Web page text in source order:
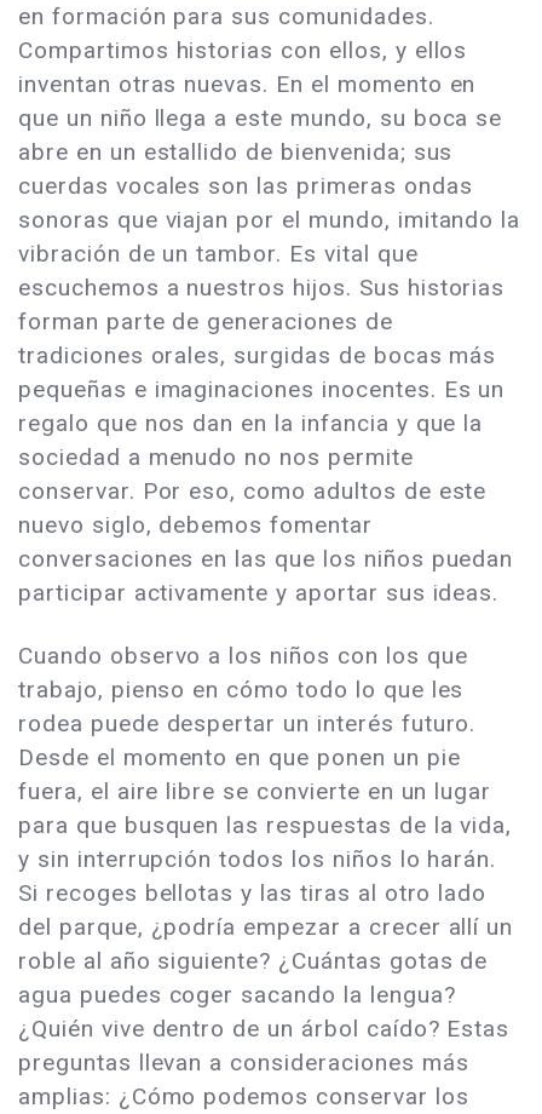
en formación para sus comunidades.
Compartimos historias con ellos, y ellos
inventan otras nuevas. En el momento en
que un niño llega a este mundo, su boca se
abre en un estallido de bienvenida; sus
cuerdas vocales son las primeras ondas
sonoras que viajan por el mundo, imitando la
vibración de un tambor. Es vital que
escuchemos a nuestros hijos. Sus historias
forman parte de generaciones de
tradiciones orales, surgidas de bocas más
pequeñas e imaginaciones inocentes. Es un
regalo que nos dan en la infancia y que la
sociedad a menudo no nos permite
conservar. Por eso, como adultos de este
nuevo siglo, debemos fomentar
conversaciones en las que los niños puedan
participar activamente y aportar sus ideas.
Cuando observo a los niños con los que
trabajo, pienso en cómo todo lo que les
rodea puede despertar un interés futuro.
Desde el momento en que ponen un pie
fuera, el aire libre se convierte en un lugar
para que busquen las respuestas de la vida,
y sin interrupción todos los niños lo harán.
Si recoges bellotas y las tiras al otro lado
del parque, ¿podría empezar a crecer allí un
roble al año siguiente? ¿Cuántas gotas de
agua puedes coger sacando la lengua?
¿Quién vive dentro de un árbol caído? Estas
preguntas llevan a consideraciones más
amplias: ¿Cómo podemos conservar los